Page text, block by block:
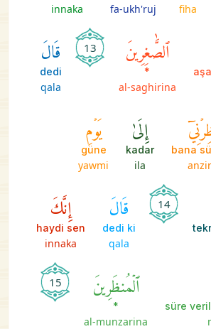
fiha
fa-ukh'ruj
innaka
ٱلصَّٰغِرِينَ
*
al-saghirina
13 قَالَ
dedi
qala
bana
إِلَىٰ
kadar
ila
يَوۡمِ
güne
yawmi
14 قَالَ
dedi ki
qala
إِنَّكَ
haydi sen
innaka
süre
ٱلۡمُنظَرِينَ
*
al-munzarina
15